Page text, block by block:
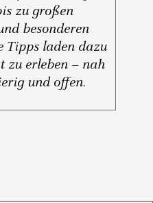
zu großen
besonderen
Tipps laden dazu
zu erleben – nah
und offen.